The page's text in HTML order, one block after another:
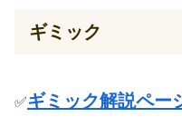
ギミック
✅️ギミック解説ペー